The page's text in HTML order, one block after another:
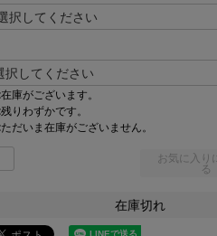
(
必
)
在庫がございます。
残りわずかです。
ただいま在庫がございません。
お気に入り
る
在庫切れ